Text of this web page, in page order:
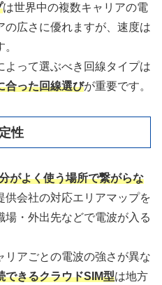
は世界中の複数キャリアの電
広さに優れますが、速度は
って選ぶべき回線タイプは
合った回線選びが重要です。
性
がよく使う場所で繋がらな
供会社の対応エリアマップを
・外出先などで電波が入る
リアごとの電波の強さが異な
できるクラウドSIM型は地方